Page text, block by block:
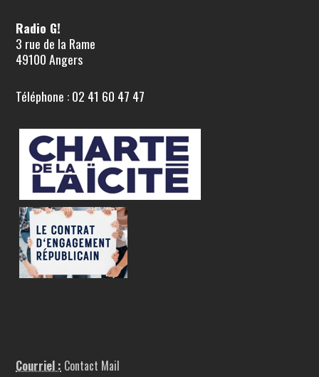
Radio G!
3 rue de la Rame
49100 Angers
Téléphone : 02 41 60 47 47
Courriel : Contact Mail